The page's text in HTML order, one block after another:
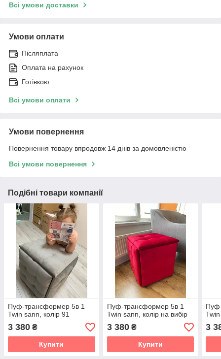
Всі умови доставки
Умови оплати
Післяплата
Оплата на рахунок
Готівкою
Всі умови оплати
Умови повернення
Повернення товару впродовж 14 днів за домовленістю
Всі умови повернення
Подібні товари компанії
Пуф-трансформер 5в 1
Twin sann, колір 91
3 380 ₴
Купити
Пуф-трансформер 5в 1
Twin sann, колір на вибір
3 380₴
Купити
3